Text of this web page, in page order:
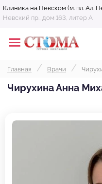
Клиника на Невском (м. пл. Ал.
Невский пр., дом 163, литер А
Главная Врачи
Чирухина Анна